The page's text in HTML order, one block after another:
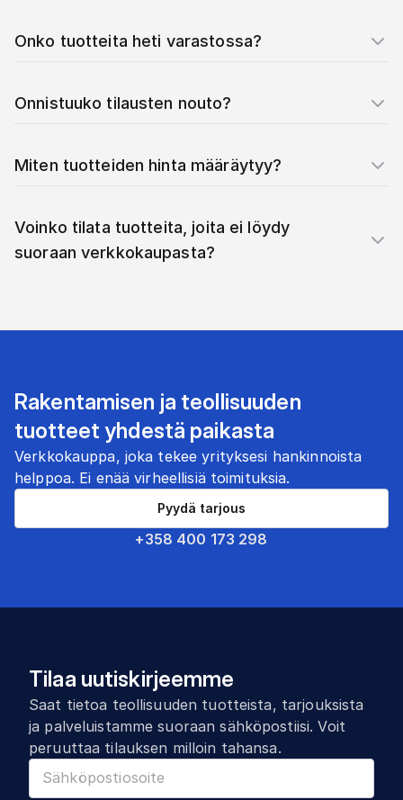
Onko tuotteita heti varastossa?
Onnistuuko tilausten nouto?
Miten tuotteiden hinta määräytyy?
Voinko tilata tuotteita, joita ei löydy
suoraan verkkokaupasta?
Rakentamisen ja teollisuuden
tuotteet yhdestä paikasta
Verkkokauppa, joka tekee yrityksesi hankinnoista
helppoa. Ei enää virheellisiä toimituksia.
+358 400 173 298
Pyydä tarjous
Tilaa uutiskirjeemme
Saat tietoa teollisuuden tuotteista, tarjouksista
ja palveluistamme suoraan sähköpostiisi. Voit
peruuttaa tilauksen milloin tahansa.